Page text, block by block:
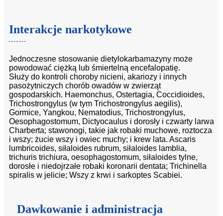
Interakcje narkotykowe
Jednoczesne stosowanie dietylokarbamazyny może
powodować ciężką lub śmiertelną encefalopatię.
Służy do kontroli choroby nicieni, akariozy i innych
pasożytniczych chorób owadów w zwierząt
gospodarskich. Haemonchus, Ostertagia, Coccidioides,
Trichostrongylus (w tym Trichostrongylus aegilis),
Gormice, Yangkou, Nematodius, Trichostrongylus,
Oesophagostomum, Dictyocaulus i dorosły i czwarty larwa
Charberta; stawonogi, takie jak robaki muchowe, roztocza
i wszy; żucie wszy i owiec muchy; i krew lata. Ascaris
lumbricoides, siłaloides rubrum, siłaloides lamblia,
trichuris trichiura, oesophagostomum, siłaloides tylne,
dorosłe i niedojrzałe robaki koronarii dentata; Trichinella
spiralis w jelicie; Wszy z krwi i sarkoptes Scabiei.
Dawkowanie i administracja